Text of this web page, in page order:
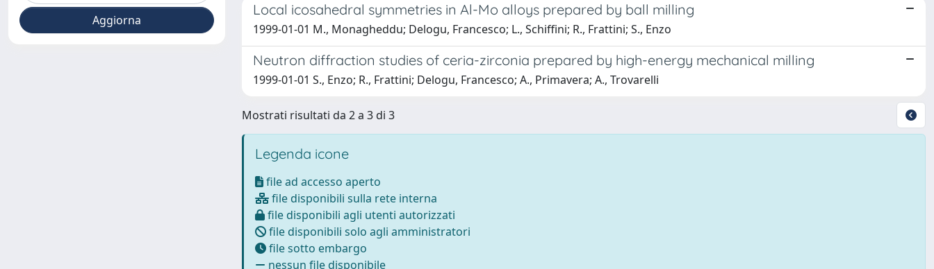
Local icosahedral symmetries in Al-Mo alloys prepared by ball milling
1999-01-01 M., Monagheddu; Delogu, Francesco; L., Schiffini; R., Frattini; S., Enzo
Neutron diffraction studies of ceria-zirconia prepared by high-energy mechanical milling
1999-01-01 S., Enzo; R., Frattini; Delogu, Francesco; A., Primavera; A., Trovarelli
Mostrati risultati da 2 a 3 di 3
Legenda icone
file ad accesso aperto
file disponibili sulla rete interna
file disponibili agli utenti autorizzati
file disponibili solo agli amministratori
file sotto embargo
nessun file disponibile